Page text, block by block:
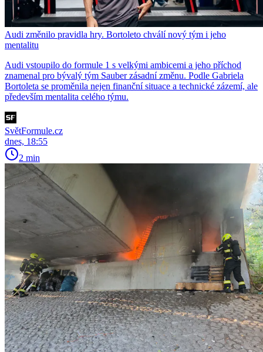
Audi změnilo pravidla hry. Bortoleto chválí nový tým i jeho
mentalitu
Audi vstoupilo do formule 1 s velkými ambicemi a jeho příchod
znamenal pro bývalý tým Sauber zásadní změnu. Podle Gabriela
Bortoleta se proměnila nejen finanční situace a technické zázemí, ale
především mentalita celého týmu.
SvětFormule.cz
dnes, 18:55
2 min